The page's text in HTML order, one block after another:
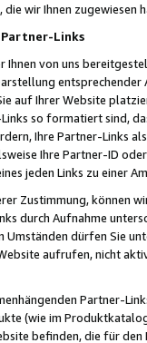
wir Ihnen zugewiesen
Links
von uns
auf Ihrer Website
so formatiert sind,
Ihre Partner-Links
Ihre Partner-ID
jeden Links zu einer
Zustimmung, können
durch Aufnahme
Umständen dürfen Sie
aufrufen, nicht
Partner-
(wie im
befinden, die für